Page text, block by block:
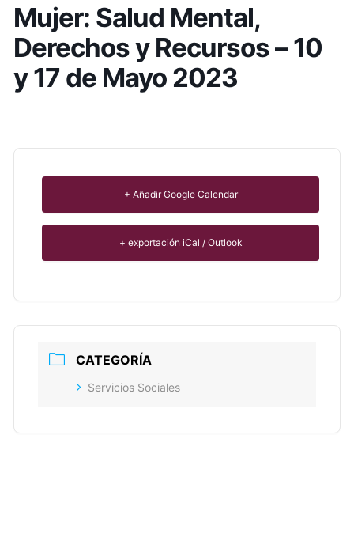
Mujer: Salud Mental,
Derechos y Recursos – 10
y 17 de Mayo 2023
+ Añadir Google Calendar
+ exportación iCal / Outlook
CATEGORÍA
Servicios Sociales